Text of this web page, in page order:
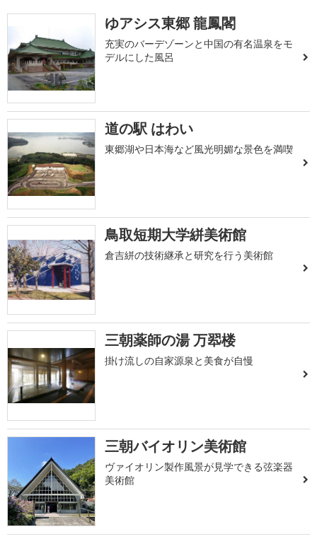
ゆアシス東郷 龍鳳閣
充実のバーデゾーンと中国の有名温泉をモ
デルにした風呂
道の駅 はわい
東郷湖や日本海など風光明媚な景色を満喫
鳥取短期大学絣美術館
倉吉絣の技術継承と研究を行う美術館
三朝薬師の湯 万翆楼
掛け流しの自家源泉と美食が自慢
三朝バイオリン美術館
ヴァイオリン製作風景が見学できる弦楽器
美術館